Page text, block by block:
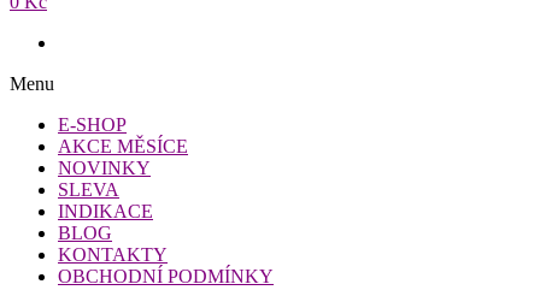
Menu
E-SHOP
AKCE MĚSÍCE
NOVINKY
SLEVA
INDIKACE
BLOG
KONTAKTY
OBCHODNÍ PODMÍNKY